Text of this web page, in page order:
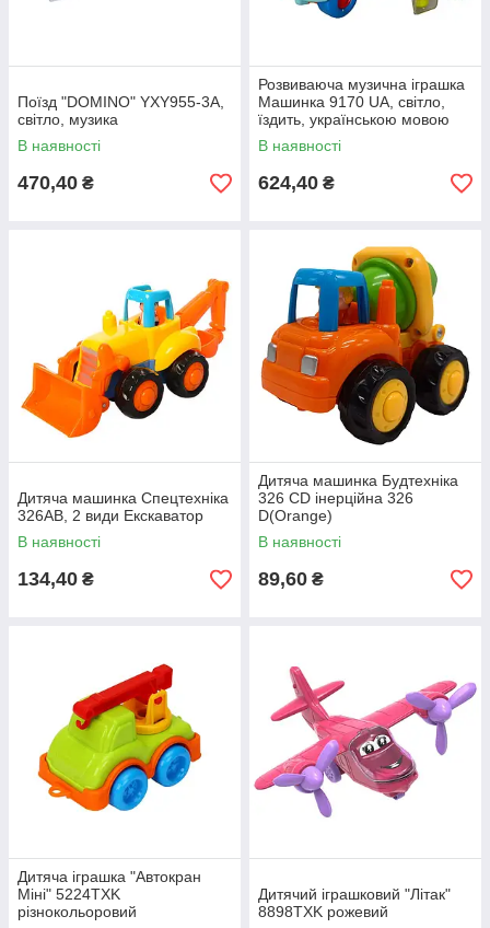
Поїзд "DOMINO" YXY955-3A,
світло, музика
В наявності
470,40 ₴
Розвиваюча музична іграшка
Машинка 9170 UA, світло,
їздить, українською мовою
В наявності
624,40 ₴
Дитяча машинка Спецтехніка
326AB, 2 види Екскаватор
В наявності
134,40 ₴
Дитяча машинка Будтехніка
326 CD інерційна 326
D(Orange)
В наявності
89,60 ₴
Дитяча іграшка "Автокран
Міні" 5224TXK
різнокольоровий
Дитячий іграшковий "Літак"
8898TXK рожевий